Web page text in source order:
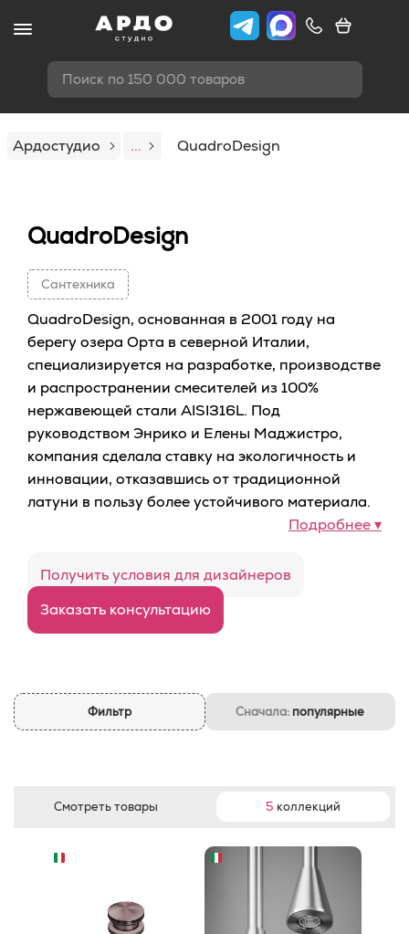
Поиск по 150 000 товаров
Ардостудио ... QuadroDesign
QuadroDesign
Сантехника
QuadroDesign, основанная в 2001 году на
берегу озера Орта в северной Италии,
специализируется на разработке, производстве
и распространении смесителей из 100%
нержавеющей стали AISI316L. Под
руководством Энрико и Елены Маджистро,
компания сделала ставку на экологичность и
инновации, отказавшись от традиционной
латуни в пользу более устойчивого материала.
Подробнее ▾
Получить условия для дизайнеров
Заказать консультацию
Фильтр Сначала: популярные
Смотреть товары 5 коллекций